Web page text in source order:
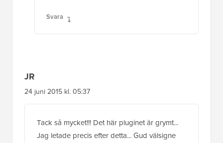
Svara
JR
24 juni 2015 kl. 05:37
Tack så mycket!!! Det här pluginet är grymt...
Jag letade precis efter detta... Gud välsigne